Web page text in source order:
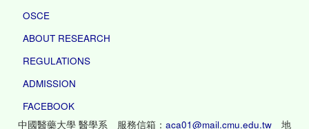
OSCE
ABOUT RESEARCH
REGULATIONS
ADMISSION
FACEBOOK
中國醫藥大學 醫學系 服務信箱： aca01@mail.cmu.edu.tw 地